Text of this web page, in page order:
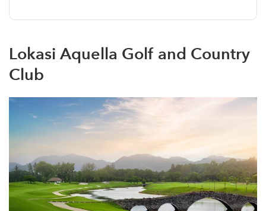
Lokasi Aquella Golf and Country
Club